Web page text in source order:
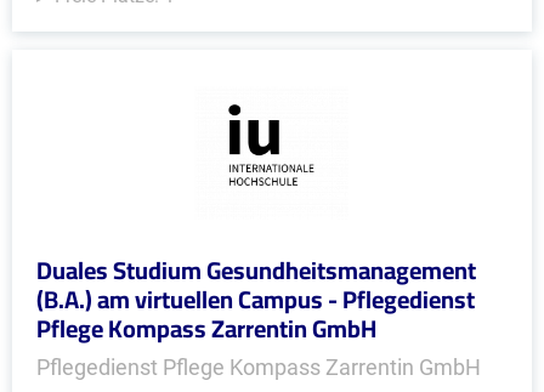
Duales Studium Gesundheitsmanagement
(B.A.) am virtuellen Campus - Pflegedienst
Pflege Kompass Zarrentin GmbH
Pflegedienst Pflege Kompass Zarrentin GmbH